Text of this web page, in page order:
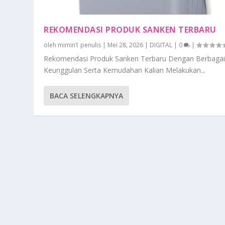
REKOMENDASI PRODUK SANKEN TERBARU
oleh mimin1 penulis | Mei 28, 2026 | DIGITAL | 0 |
Rekomendasi Produk Sanken Terbaru Dengan Berbagai
Keunggulan Serta Kemudahan Kalian Melakukan...
BACA SELENGKAPNYA